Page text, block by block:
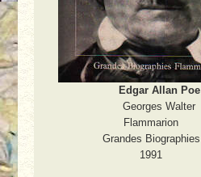
Edgar Allan Poe
Georges Walter
Flammarion
Grandes Biographies
1991